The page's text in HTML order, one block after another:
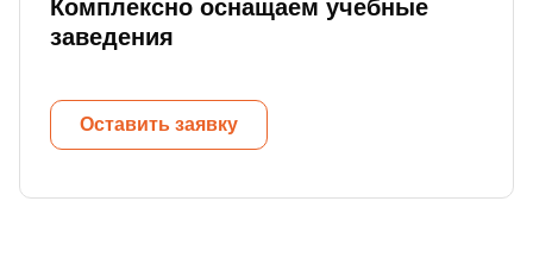
Комплексно оснащаем учебные
заведения
Оставить заявку